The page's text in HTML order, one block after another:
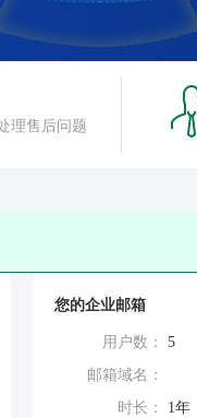
理售后问题
您的企业邮箱
用户数：
5
邮箱域名：
时长：
1年